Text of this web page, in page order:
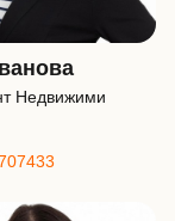
Недвижими